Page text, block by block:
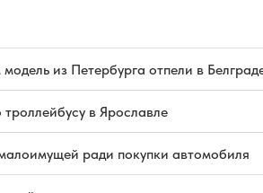
из Петербурга отпели в
троллейбусу в Ярославле
ради покупки автомобиля